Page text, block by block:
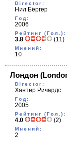
Director:
Нил Бёргер
Год:
2006
Рейтинг (Гол.):
3.8 (11)
Мнений:
10
Лондон
Director:
Хантер Ричардс
Год:
2005
Рейтинг (Гол.):
4.0 (2)
Мнений:
2